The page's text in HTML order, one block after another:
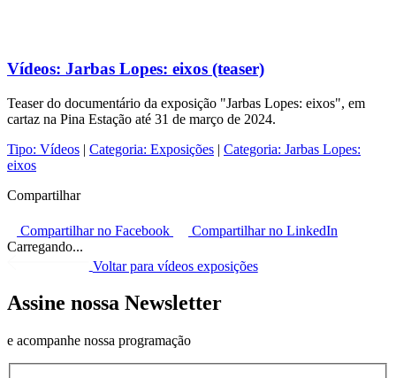
Vídeos: Jarbas Lopes: eixos (teaser)
Teaser do documentário da exposição "Jarbas Lopes: eixos", em
cartaz na Pina Estação até 31 de março de 2024.
Tipo: Vídeos | Categoria: Exposições | Categoria: Jarbas Lopes:
eixos
Compartilhar
Compartilhar no Facebook
Compartilhar no LinkedIn
Carregando...
Voltar para vídeos exposições
Assine nossa Newsletter
e acompanhe nossa programação